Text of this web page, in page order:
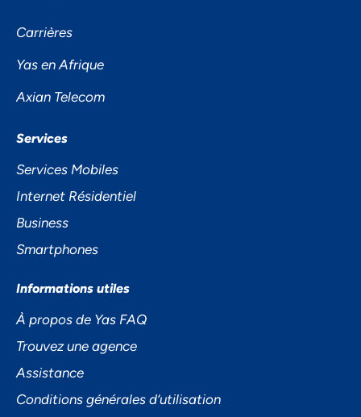
Carrières
Yas en Afrique
Axian Telecom
Services
Services Mobiles
Internet Résidentiel
Business
Smartphones
Informations utiles
À propos de Yas FAQ
Trouvez une agence
Assistance
Conditions générales d’utilisation
NOUS ACCORDONS DE
L'IMPORTANCE À VOTRE VIE
PRIVÉE